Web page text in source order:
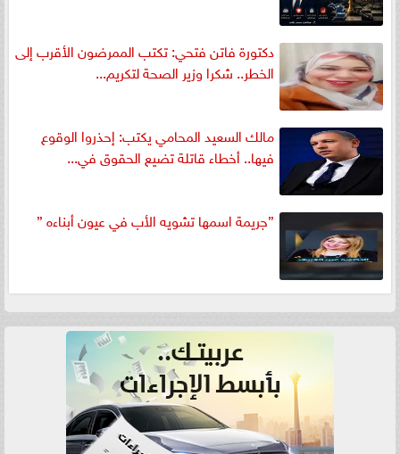
دكتورة فاتن فتحي: تكتب الممرضون الأقرب إلى
الخطر.. شكرا وزير الصحة لتكريم...
مالك السعيد المحامي يكتب: إحذروا الوقوع
فيها.. أخطاء قاتلة تضيع الحقوق في...
”جريمة اسمها تشويه الأب في عيون أبناءه ”